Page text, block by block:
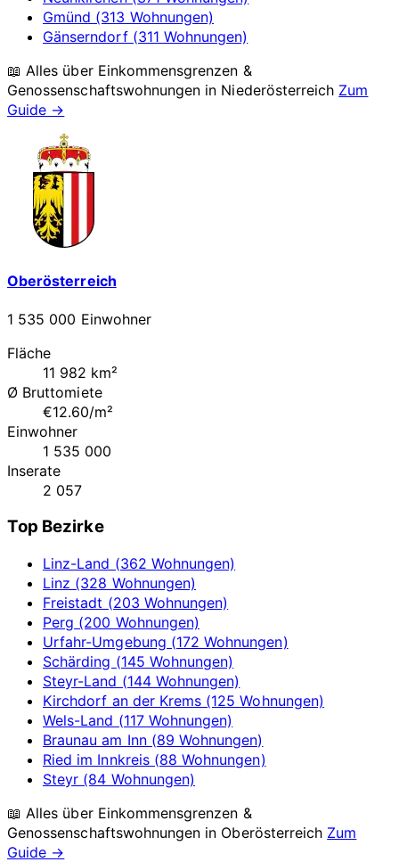
Gmünd (313 Wohnungen)
Gänserndorf (311 Wohnungen)
📖 Alles über Einkommensgrenzen &
Genossenschaftswohnungen in Niederösterreich Zum
Guide →
Oberösterreich
1 535 000 Einwohner
Fläche
11 982 km²
Ø Bruttomiete
€12.60/m²
Einwohner
1 535 000
Inserate
2 057
Top Bezirke
Linz-Land (362 Wohnungen)
Linz (328 Wohnungen)
Freistadt (203 Wohnungen)
Perg (200 Wohnungen)
Urfahr-Umgebung (172 Wohnungen)
Schärding (145 Wohnungen)
Steyr-Land (144 Wohnungen)
Kirchdorf an der Krems (125 Wohnungen)
Wels-Land (117 Wohnungen)
Braunau am Inn (89 Wohnungen)
Ried im Innkreis (88 Wohnungen)
Steyr (84 Wohnungen)
📖 Alles über Einkommensgrenzen &
Genossenschaftswohnungen in Oberösterreich Zum
Guide →